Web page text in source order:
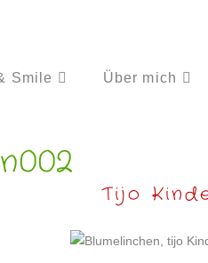
Smile Über mich
Tijo